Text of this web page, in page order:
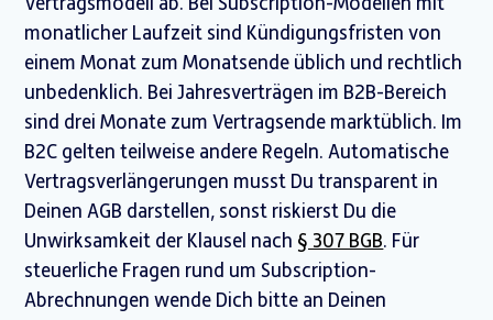
Vertragsmodell ab. Bei Subscription-Modellen mit
monatlicher Laufzeit sind Kündigungsfristen von
einem Monat zum Monatsende üblich und rechtlich
unbedenklich. Bei Jahresverträgen im B2B-Bereich
sind drei Monate zum Vertragsende marktüblich. Im
B2C gelten teilweise andere Regeln. Automatische
Vertragsverlängerungen musst Du transparent in
Deinen AGB darstellen, sonst riskierst Du die
Unwirksamkeit der Klausel nach § 307 BGB. Für
steuerliche Fragen rund um Subscription-
Abrechnungen wende Dich bitte an Deinen